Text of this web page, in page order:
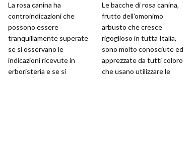
La rosa canina ha
controindicazioni che
possono essere
tranquillamente superate
se si osservano le
indicazioni ricevute in
erboristeria e se si
Le bacche di rosa canina,
frutto dell'omonimo
arbusto che cresce
rigoglioso in tutta Italia,
sono molto conosciute ed
apprezzate da tutti coloro
che usano utilizzare le